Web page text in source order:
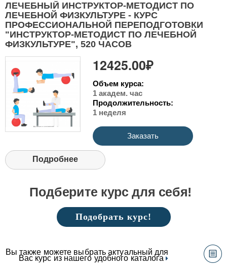
ЛЕЧЕБНЫЙ ИНСТРУКТОР-МЕТОДИСТ ПО
ЛЕЧЕБНОЙ ФИЗКУЛЬТУРЕ - КУРС
ПРОФЕССИОНАЛЬНОЙ ПЕРЕПОДГОТОВКИ
"ИНСТРУКТОР-МЕТОДИСТ ПО ЛЕЧЕБНОЙ
ФИЗКУЛЬТУРЕ", 520 ЧАСОВ
12425.00₽
Объем курса:
1 академ. час
Продолжительность:
1 неделя
Заказать
Подробнее
Подберите курс для себя!
Подобрать курс!
Вы также можете выбрать актуальный для
Вас курс из нашего удобного каталога